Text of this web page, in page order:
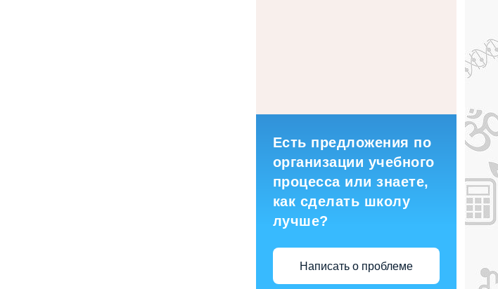
Есть предложения по
организации учебного
процесса или знаете,
как сделать школу
лучше?
Написать о проблеме